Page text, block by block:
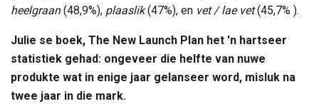
heelgraan(48,9%), plaaslik(47%), en vet / lae vet(45,7% ).
Julie se boek, The New Launch Plan het 'n hartseer
statistiek gehad: ongeveer die helfte van nuwe
produkte wat in enige jaar gelanseer word, misluk na
twee jaar in die mark.